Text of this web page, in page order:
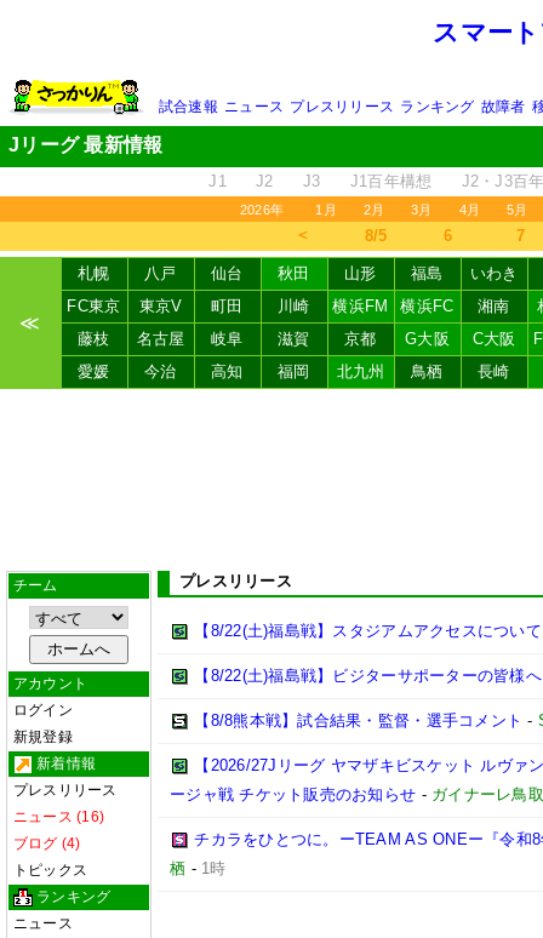
スマー
試合速報 ニュース プレスリリース ランキング 故障者
Jリーグ 最新情報
J1 J2 J3 J1百年構想 J2・J3百
2026年 1月 2月 3月 4月 5月
＜ 8/5 6 7
≪
札幌 八戸 仙台 秋田 山形 福島
いわき
FC東京
東京V 町田 川崎 横浜FM 横浜FC 湘南
藤枝
名古屋 岐阜 滋賀 京都 G大阪 C大阪
愛媛
今治 高知 福岡 北九州 鳥栖 長崎
チーム
アカウント
ログイン
新規登録
新着情報
プレスリリース
ニュース (16)
ブログ (4)
トピックス
ランキング
ニュース
プレスリリース
【8/22(土)福島戦】スタジアムアクセスについて
【8/22(土)福島戦】ビジターサポーターの皆様へ
【8/8熊本戦】試合結果・監督・選手コメント -
【2026/27Jリーグ ヤマザキビスケット ルヴ
ージャ戦 チケット販売のお知らせ - ガイナーレ鳥取
チカラをひとつに。ーTEAM AS ONEー『令和
栖 - 1時